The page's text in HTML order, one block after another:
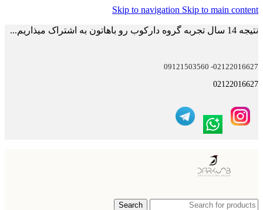
Skip to navigation Skip to main content
نتیجه 14 سال تجربه گروه دارکوب رو باهاتون به اشتراک میذاریم...
02122016627- 09121503560
02122016627
Search